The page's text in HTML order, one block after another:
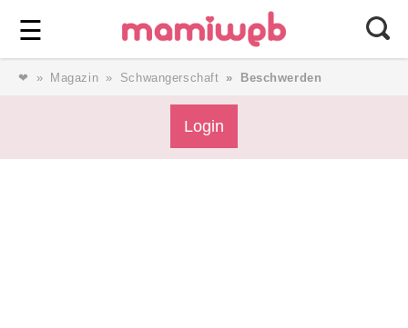
☰ ⎯ Wir lieben Familie ⎯
❤ Magazin Schwangerschaft Beschwerden
Login